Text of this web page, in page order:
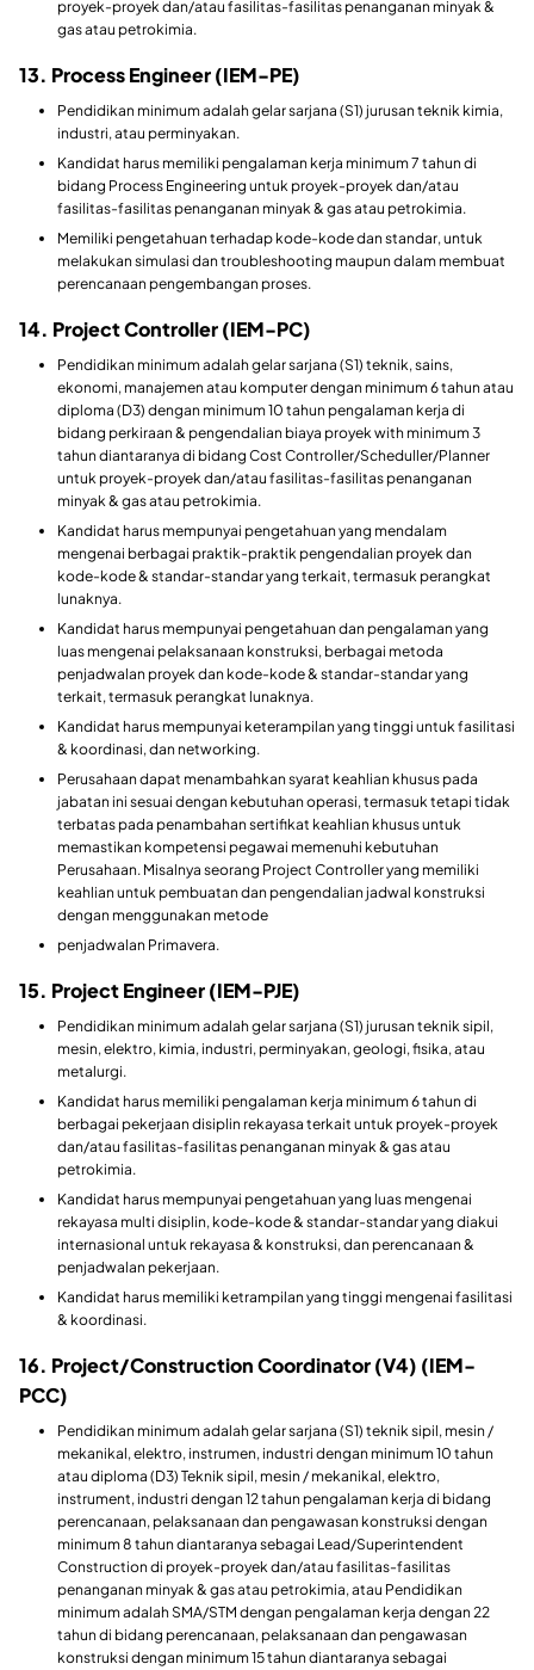
proyek-proyek dan/atau fasilitas-fasilitas penanganan minyak &
gas atau petrokimia.
13. Process Engineer (IEM-PE)
Pendidikan minimum adalah gelar sarjana (S1) jurusan teknik kimia,
industri, atau perminyakan.
Kandidat harus memiliki pengalaman kerja minimum 7 tahun di
bidang Process Engineering untuk proyek-proyek dan/atau
fasilitas-fasilitas penanganan minyak & gas atau petrokimia.
Memiliki pengetahuan terhadap kode-kode dan standar, untuk
melakukan simulasi dan troubleshooting maupun dalam membuat
perencanaan pengembangan proses.
14. Project Controller (IEM-PC)
Pendidikan minimum adalah gelar sarjana (S1) teknik, sains,
ekonomi, manajemen atau komputer dengan minimum 6 tahun atau
diploma (D3) dengan minimum 10 tahun pengalaman kerja di
bidang perkiraan & pengendalian biaya proyek with minimum 3
tahun diantaranya di bidang Cost Controller/Scheduller/Planner
untuk proyek-proyek dan/atau fasilitas-fasilitas penanganan
minyak & gas atau petrokimia.
Kandidat harus mempunyai pengetahuan yang mendalam
mengenai berbagai praktik-praktik pengendalian proyek dan
kode-kode & standar-standar yang terkait, termasuk perangkat
lunaknya.
Kandidat harus mempunyai pengetahuan dan pengalaman yang
luas mengenai pelaksanaan konstruksi, berbagai metoda
penjadwalan proyek dan kode-kode & standar-standar yang
terkait, termasuk perangkat lunaknya.
Kandidat harus mempunyai keterampilan yang tinggi untuk fasilitasi
& koordinasi, dan networking.
Perusahaan dapat menambahkan syarat keahlian khusus pada
jabatan ini sesuai dengan kebutuhan operasi, termasuk tetapi tidak
terbatas pada penambahan sertifikat keahlian khusus untuk
memastikan kompetensi pegawai memenuhi kebutuhan
Perusahaan. Misalnya seorang Project Controller yang memiliki
keahlian untuk pembuatan dan pengendalian jadwal konstruksi
dengan menggunakan metode
penjadwalan Primavera.
15. Project Engineer (IEM-PJE)
Pendidikan minimum adalah gelar sarjana (S1) jurusan teknik sipil,
mesin, elektro, kimia, industri, perminyakan, geologi, fisika, atau
metalurgi.
Kandidat harus memiliki pengalaman kerja minimum 6 tahun di
berbagai pekerjaan disiplin rekayasa terkait untuk proyek-proyek
dan/atau fasilitas-fasilitas penanganan minyak & gas atau
petrokimia.
Kandidat harus mempunyai pengetahuan yang luas mengenai
rekayasa multi disiplin, kode-kode & standar-standar yang diakui
internasional untuk rekayasa & konstruksi, dan perencanaan &
penjadwalan pekerjaan.
Kandidat harus memiliki ketrampilan yang tinggi mengenai fasilitasi
& koordinasi.
16. Project/Construction Coordinator (V4) (IEM-
PCC)
Pendidikan minimum adalah gelar sarjana (S1) teknik sipil, mesin /
mekanikal, elektro, instrumen, industri dengan minimum 10 tahun
atau diploma (D3) Teknik sipil, mesin / mekanikal, elektro,
instrument, industri dengan 12 tahun pengalaman kerja di bidang
perencanaan, pelaksanaan dan pengawasan konstruksi dengan
minimum 8 tahun diantaranya sebagai Lead/Superintendent
Construction di proyek-proyek dan/atau fasilitas-fasilitas
penanganan minyak & gas atau petrokimia, atau Pendidikan
minimum adalah SMA/STM dengan pengalaman kerja dengan 22
tahun di bidang perencanaan, pelaksanaan dan pengawasan
konstruksi dengan minimum 15 tahun diantaranya sebagai